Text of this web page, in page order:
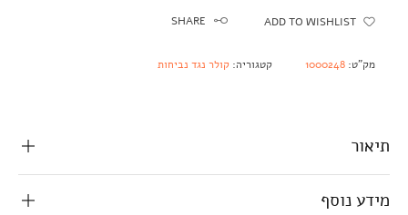
ADD TO WISHLIST
SHARE
מק"ט:1000248 קטגוריה: קולר נגד נביחות
תיאור
מידע נוסף